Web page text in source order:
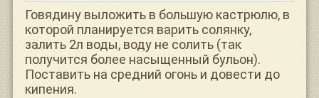
Говядину выложить в большую кастрюлю, в
которой планируется варить солянку,
залить 2л воды, воду не солить (так
получится более насыщенный бульон).
Поставить на средний огонь и довести до
кипения.